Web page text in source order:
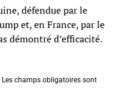
défendue par le
et, en France, par le
démontré d’efficacité.
Les champs obligatoires sont